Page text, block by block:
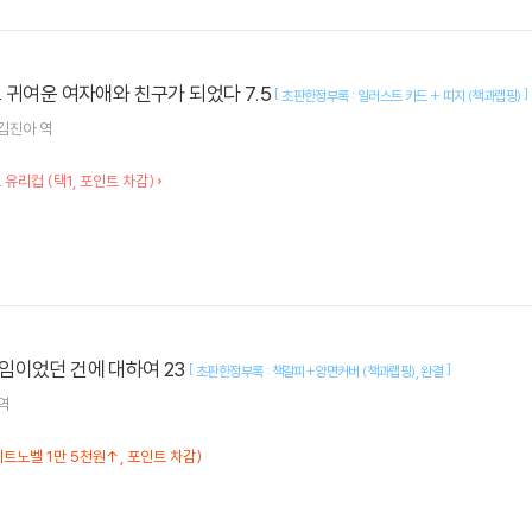
귀여운 여자애와 친구가 되었다 7.5 [초판한정부록 : 일러스트 카드 + 띠지 (책과랩핑) ]
진아역
리컵 (택1, 포인트 차감)
이었던 건에 대하여 23 [초판한정부록 : 책갈피+양면커버 (책과랩핑) 완결 ]
노벨 1만 5천원↑, 포인트 차감)